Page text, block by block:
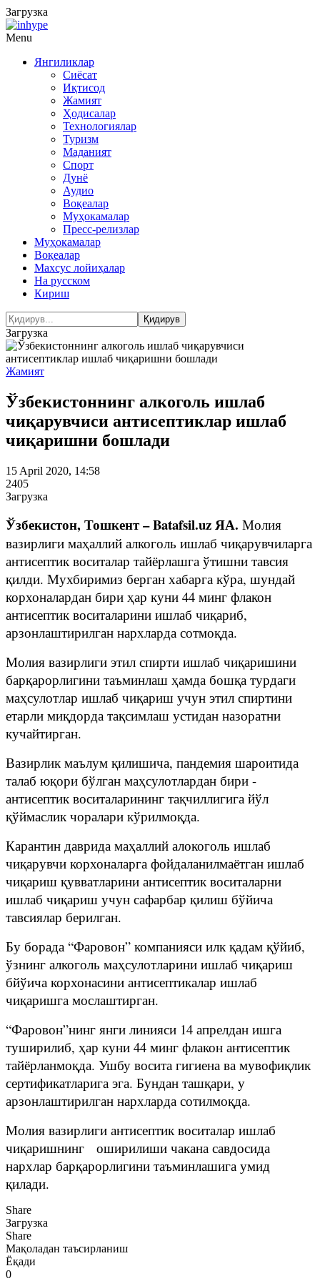
Загрузка
Menu
Янгиликлар
Сиёсат
Иқтисод
Жамият
Ҳодисалар
Технологиялар
Туризм
Маданият
Спорт
Дунё
Аудио
Воқеалар
Муҳокамалар
Пресс-релизлар
Муҳокамалар
Воқеалар
Махсус лойиҳалар
На русском
Кириш
Загрузка
Жамият
Ўзбекистоннинг алкоголь ишлаб
чиқарувчиси антисептиклар ишлаб
чиқаришни бошлади
15 April 2020, 14:58
2405
Загрузка
Ўзбекистон, Тошкент – Batafsil.uz ЯА. Молия
вазирлиги маҳаллий алкоголь ишлаб чиқарувчиларга
антисептик воситалар тайёрлашга ўтишни тавсия
қилди. Мухбиримиз берган хабарга кўра, шундай
корхоналардан бири ҳар куни 44 минг флакон
антисептик воситаларини ишлаб чиқариб,
арзонлаштирилган нархларда сотмоқда.
Молия вазирлиги этил спирти ишлаб чиқаришини
барқарорлигини таъминлаш ҳамда бошқа турдаги
маҳсулотлар ишлаб чиқариш учун этил спиртини
етарли миқдорда тақсимлаш устидан назоратни
кучайтирган.
Вазирлик маълум қилишича, пандемия шароитида
талаб юқори бўлган маҳсулотлардан бири -
антисептик воситаларининг тақчиллигига йўл
қўймаслик чоралари кўрилмоқда.
Карантин даврида маҳаллий алокоголь ишлаб
чиқарувчи корхоналарга фойдаланилмаётган ишлаб
чиқариш қувватларини антисептик воситаларни
ишлаб чиқариш учун сафарбар қилиш бўйича
тавсиялар берилган.
Бу борада “Фаровон” компанияси илк қадам қўйиб,
ўзнинг алкоголь маҳсулотларини ишлаб чиқариш
бйўича корхонасини антисептикалар ишлаб
чиқаришга мослаштирган.
“Фаровон”нинг янги линияси 14 апрелдан ишга
туширилиб, ҳар куни 44 минг флакон антисептик
тайёрланмоқда. Ушбу восита гигиена ва мувофиқлик
сертификатларига эга. Бундан ташқари, у
арзонлаштирилган нархларда сотилмоқда.
Молия вазирлиги антисептик воситалар ишлаб
чиқаришнинг оширилиши чакана савдосида
нархлар барқарорлигини таъминлашига умид
қилади.
Share
Загрузка
Share
Мақоладан таъсирланиш
Ёқади
0